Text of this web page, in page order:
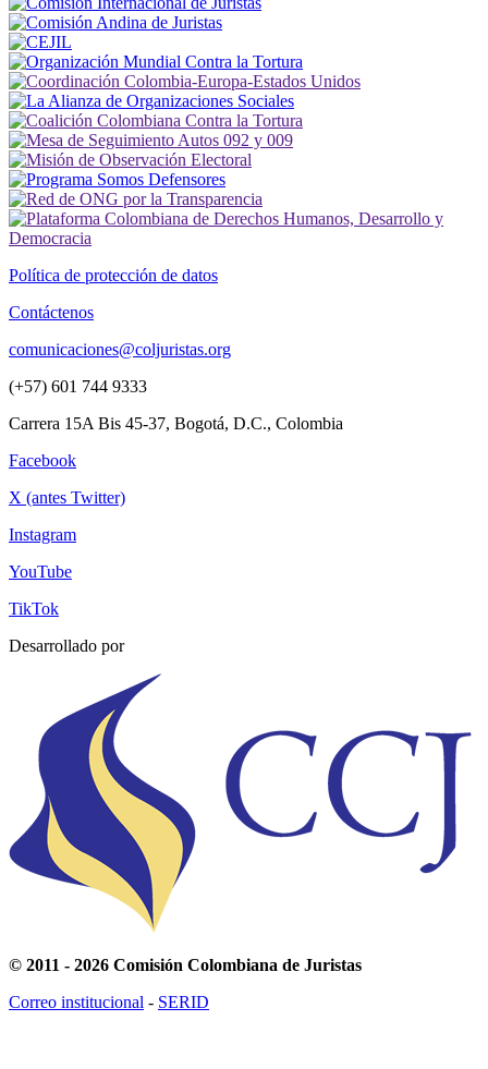
Política de protección de datos
Contáctenos
comunicaciones@coljuristas.org
(+57) 601 744 9333
Carrera 15A Bis 45-37, Bogotá, D.C., Colombia
Facebook
X (antes Twitter)
Instagram
YouTube
TikTok
Desarrollado por
© 2011 - 2026 Comisión Colombiana de Juristas
Correo institucional - SERID